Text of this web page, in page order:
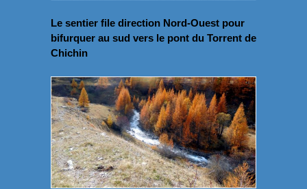
Le sentier file direction Nord-Ouest pour
bifurquer au sud vers le pont du Torrent de
Chichin